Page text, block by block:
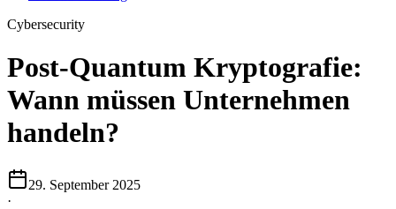
Cybersecurity
Post-Quantum Kryptografie:
Wann müssen Unternehmen
handeln?
29. September 2025
·